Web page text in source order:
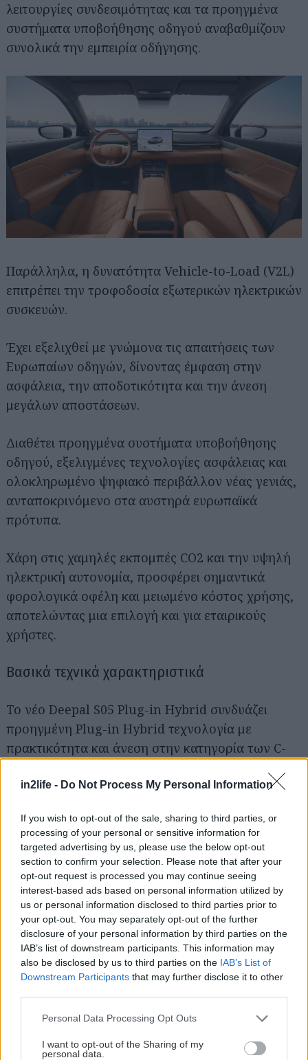
in2life - Do Not Process My Personal Information
If you wish to opt-out of the sale, sharing to third parties, or
processing of your personal or sensitive information for
targeted advertising by us, please use the below opt-out
section to confirm your selection. Please note that after your
opt-out request is processed you may continue seeing
interest-based ads based on personal information utilized by
us or personal information disclosed to third parties prior to
your opt-out. You may separately opt-out of the further
disclosure of your personal information by third parties on the
IAB’s list of downstream participants. This information may
also be disclosed by us to third parties on the IAB’s List of
Downstream Participants that may further disclose it to other
Please note that this website/app uses one or more Google
not limited to your visit or usage behaviour. You may click to
Personal Data Processing Opt Outs
I want to opt-out of the Sharing of my
personal data.
λειτουργίες συνδεσιμότητας και τα προηγμένα
συστήματα υποβοήθησης οδηγού αναβαθμίζουν
συνολικά την εμπειρία οδήγησης.
Παράλληλα, η δυνατότητα Vehicle-to-Load (V2L)
επιτρέπει την τροφοδοσία εξωτερικών ηλεκτρικών
συσκευών.
Έχει εξελιχθεί με γνώμονα τις απαιτήσεις των
Ευρωπαίων οδηγών, δίνοντας έμφαση στην
ασφάλεια, την αποδοτικότητα και την άνεση
μεγάλων αποστάσεων.
Διαθέτει προηγμένα συστήματα υποβοήθησης
οδηγού, εξελιγμένες τεχνολογίες ασφάλειας και
ολοκληρωμένο ψηφιακό περιβάλλον νέας γενιάς,
ανταποκρινόμενο στα αυστηρά ευρωπαϊκά
πρότυπα.
Χάρη στις χαμηλές εκπομπές CO2 και την υψηλή
ηλεκτρική αυτονομία, προσφέρει σημαντικά
φορολογικά οφέλη και μειωμένο κόστος χρήσης,
αποτελώντας μια επιλογή και για εταιρικούς
χρήστες.
Βασικά τεχνικά χαρακτηριστικά
Το νέο Deepal S05 Plug-in Hybrid συνδυάζει
προηγμένη Plug-in Hybrid τεχνολογία με
πρακτικότητα και άνεση στην κατηγορία των C-
• Συνολική αυτονομία 1.060 χλμ. WLTP.
• Συνδυαστική ισχύς 258 ίπποι.
• Συνδυαστική ροπή 300 Nm.
• Μέση συνδυαστική κατανάλωση 2 λίτρα/100 χλμ.
• Επιτάχυνση (0-100 χλμ./ώρα) 7.9΄΄.
Αναζήτηση
για...